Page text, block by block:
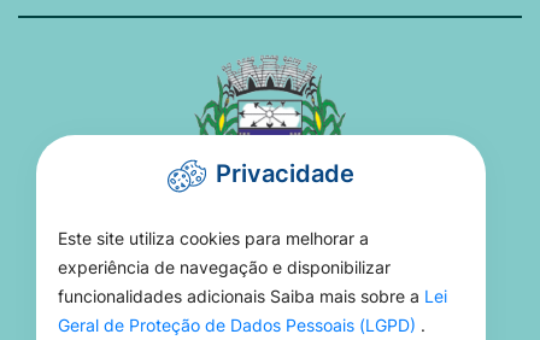
PREFEITURA DE TORIXORÉU
Rua 15 De Novembro, 16 - Setor Aeroporto -
Privacidade
Este site utiliza cookies para melhorar a
experiência de navegação e disponibilizar
funcionalidades adicionais Saiba mais sobre a Lei
Geral de Proteção de Dados Pessoais (LGPD) .